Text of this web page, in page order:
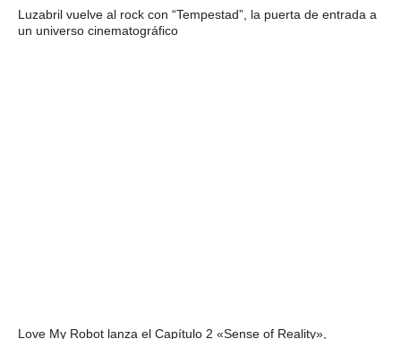
Luzabril vuelve al rock con “Tempestad”, la puerta de entrada a
un universo cinematográfico
Love My Robot lanza el Capítulo 2 «Sense of Reality»,